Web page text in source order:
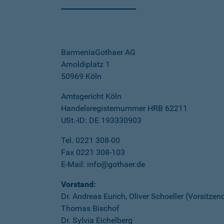
BarmeniaGothaer AG
Arnoldiplatz 1
50969 Köln
Amtsgericht Köln
Handelsregisternummer HRB 62211
USt.-ID: DE 193330903
Tel. 0221 308-00
Fax 0221 308-103
E-Mail: info@gothaer.de
Vorstand:
Dr. Andreas Eurich, Oliver Schoeller
Thomas Bischof
Dr. Sylvia Eichelberg